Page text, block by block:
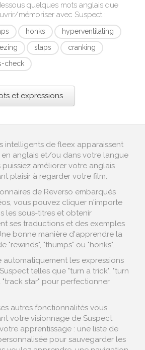
quelques mots anglais que
mémoriser avec Suspect :
honks
hyperventilating
slaps
cranking
check
et expressions
intelligents de fleex apparaissent
anglais et/ou dans votre langue
puissiez améliorer votre anglais
plaisir à regarder votre film.
de Reverso embarqués
vous pouvez cliquer n'importe
les sous-titres et obtenir
ses traductions et des exemples
bonne manière d'apprendre la
"rewinds", "thumps" ou "honks".
automatiquement les expressions
telles que "turn a trick", "turn
"track star" pour perfectionner
autres fonctionnalités vous
votre visionnage de Suspect
apprentissage : une liste de
pour sauvegarder les